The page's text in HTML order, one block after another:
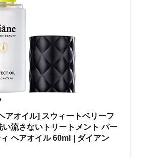
アオイル] スウィートベリーフ
い流さないトリートメント パー
ヘアオイル 60ml | ダイアン